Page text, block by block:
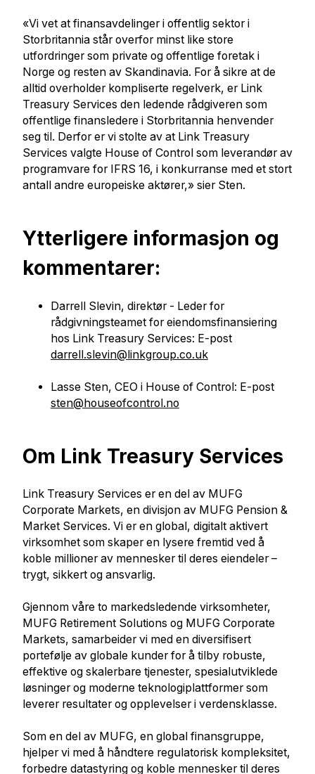
«Vi vet at finansavdelinger i offentlig sektor i
Storbritannia står overfor minst like store
utfordringer som private og offentlige foretak i
Norge og resten av Skandinavia. For å sikre at de
alltid overholder kompliserte regelverk, er Link
Treasury Services den ledende rådgiveren som
offentlige finansledere i Storbritannia henvender
seg til. Derfor er vi stolte av at Link Treasury
Services valgte House of Control som leverandør av
programvare for IFRS 16, i konkurranse med et stort
antall andre europeiske aktører,» sier Sten.
Ytterligere informasjon og
kommentarer:
Darrell Slevin, direktør - Leder for
rådgivningsteamet for eiendomsfinansiering
hos Link Treasury Services: E-post
darrell.slevin@linkgroup.co.uk
Lasse Sten, CEO i House of Control: E-post
sten@houseofcontrol.no
Om Link Treasury Services
Link Treasury Services er en del av MUFG
Corporate Markets, en divisjon av MUFG Pension &
Market Services. Vi er en global, digitalt aktivert
virksomhet som skaper en lysere fremtid ved å
koble millioner av mennesker til deres eiendeler –
trygt, sikkert og ansvarlig.
Gjennom våre to markedsledende virksomheter,
MUFG Retirement Solutions og MUFG Corporate
Markets, samarbeider vi med en diversifisert
portefølje av globale kunder for å tilby robuste,
effektive og skalerbare tjenester, spesialutviklede
løsninger og moderne teknologiplattformer som
leverer resultater og opplevelser i verdensklasse.
Som en del av MUFG, en global finansgruppe,
hjelper vi med å håndtere regulatorisk kompleksitet,
forbedre datastyring og koble mennesker til deres